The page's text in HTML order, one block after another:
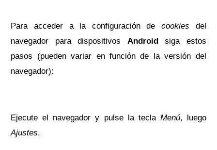
Para acceder a la configuración de cookies del
navegador para dispositivos Androidsiga estos
pasos (pueden variar en función de la versión del
navegador):
Ejecute el navegador y pulse la tecla Menú, luego
Ajustes.